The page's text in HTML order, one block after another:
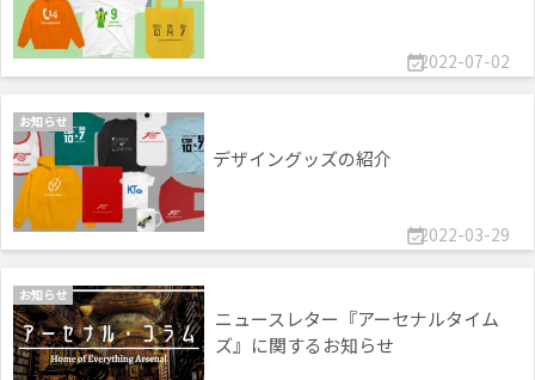
2022-07-02
2022-03-29
お知らせ
デザイングッズの紹介
お知らせ
ニュースレター『アーセナルタイム
ズ』に関するお知らせ